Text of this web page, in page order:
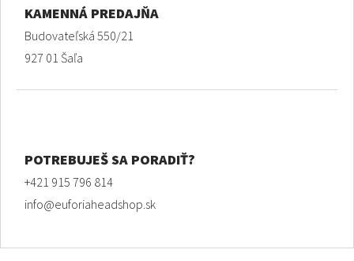
KAMENNÁ PREDAJŇA
Budovateľská 550/21
927 01 Šaľa
POTREBUJEŠ SA PORADIŤ?
+421 915 796 814
info@euforiaheadshop.sk